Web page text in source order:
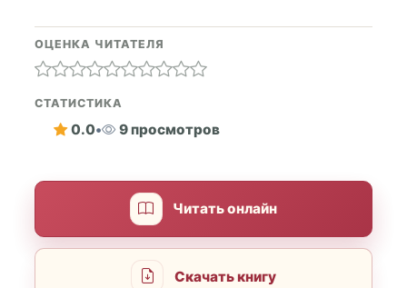
ОЦЕНКА ЧИТАТЕЛЯ
СТАТИСТИКА
0.0• 9 просмотров
Читать онлайн
Скачать книгу